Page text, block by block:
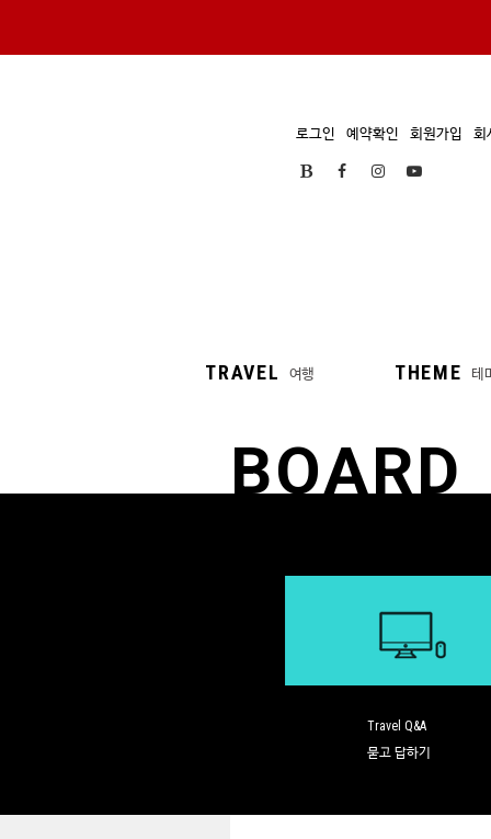
로그인 예약확인 회원가입 회
TRAVEL 여행 THEME 테
BOARD
Travel Q&A
묻고 답하기